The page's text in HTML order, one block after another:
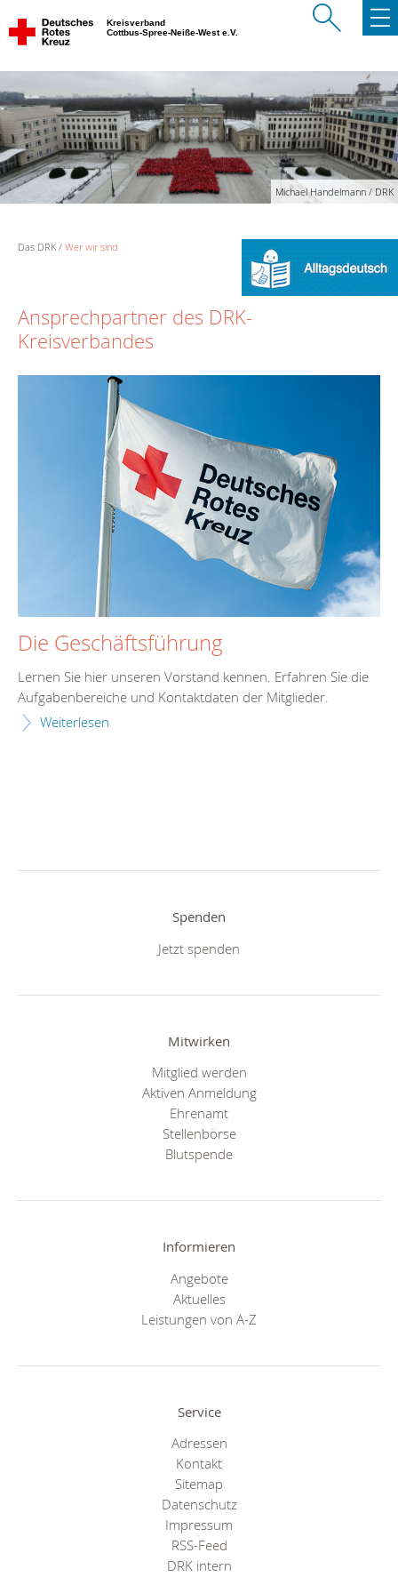
Kreisverband
Cottbus-Spree-Neiße-West e.V.
Michael Handelmann / DRK
Das DRK Wer wir sind
Ansprechpartner des DRK-
Kreisverbandes
Die Geschäftsführung
Lernen Sie hier unseren Vorstand kennen. Erfahren Sie die
Aufgabenbereiche und Kontaktdaten der Mitglieder.
Weiterlesen
Spenden
Jetzt spenden
Mitwirken
Mitglied werden
Aktiven Anmeldung
Ehrenamt
Stellenbörse
Blutspende
Informieren
Angebote
Aktuelles
Leistungen von A-Z
Service
Adressen
Kontakt
Sitemap
Datenschutz
Impressum
RSS-Feed
DRK intern